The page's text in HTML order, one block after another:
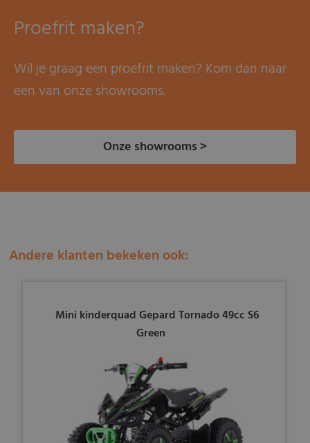
Proefrit maken?
Wil je graag een proefrit maken? Kom dan naar
een van onze showrooms.
Onze showrooms >
Andere klanten bekeken ook:
Mini kinderquad Gepard Tornado 49cc S6
Green